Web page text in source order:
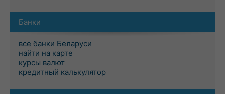
Банки
все банки Беларуси
найти на карте
курсы валют
кредитный калькулятор